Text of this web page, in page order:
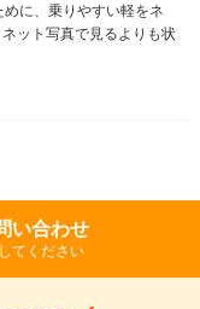
に、乗りやすい軽をネ
ット写真で見るよりも状
い合わせ
てください